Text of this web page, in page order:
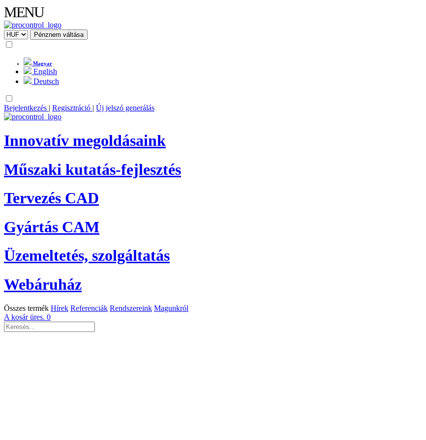
MENU
Magyar
English
Deutsch
Bejelentkezés | Regisztráció | Új jelszó generálás
Innovatív megoldásaink
Műszaki kutatás-fejlesztés
Tervezés CAD
Gyártás CAM
Üzemeltetés, szolgáltatás
Webáruház
Összes termék Hírek Referenciák Rendszereink Magunkról
A kosár üres. 0